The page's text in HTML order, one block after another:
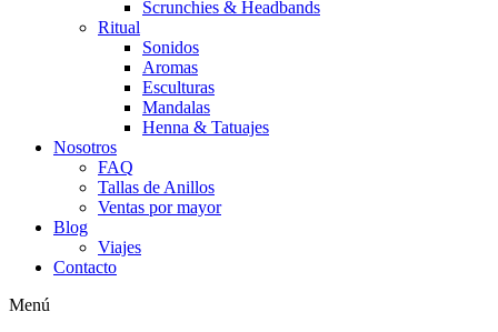
Scrunchies & Headbands
Ritual
Sonidos
Aromas
Esculturas
Mandalas
Henna & Tatuajes
Nosotros
FAQ
Tallas de Anillos
Ventas por mayor
Blog
Viajes
Contacto
Menú